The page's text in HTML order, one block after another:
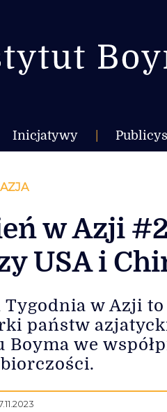
Inicjatywy
w Azji
USA i
Tygodnia w Azji
państw
Boyma we